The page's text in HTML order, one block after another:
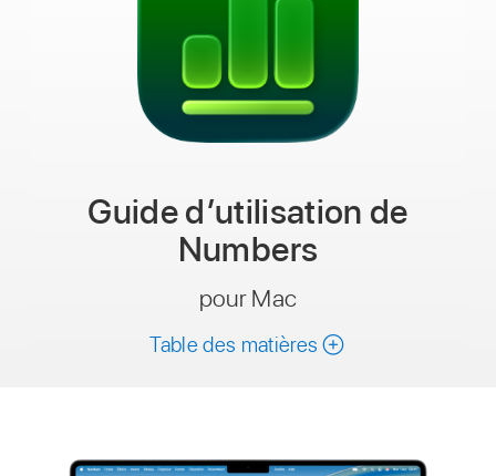
Guide d’utilisation de
Numbers
pour Mac
Table des matières